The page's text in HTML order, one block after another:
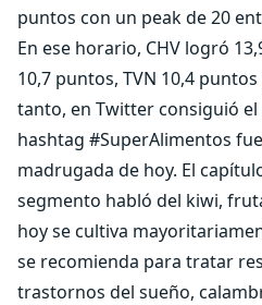
puntos con un peak de 20
En ese horario, CHV logró
10,7 puntos, TVN 10,4
tanto, en Twitter consiguió
hashtag #SuperAlimentos
madrugada de hoy. El
segmento habló del kiwi,
hoy se cultiva
se recomienda para tratar
trastornos del sueño,